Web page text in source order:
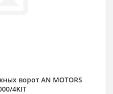
ворот AN MOTORS
4KIT